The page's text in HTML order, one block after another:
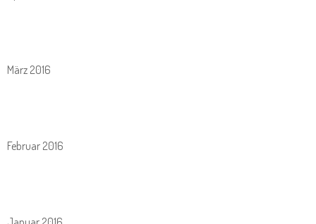
März 2016
Februar 2016